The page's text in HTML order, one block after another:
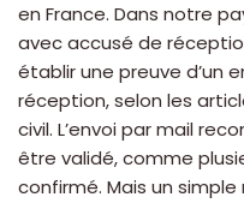
en France. Dans notre
avec accusé de
établir une preuve d’un
réception, selon les
civil. L’envoi par mail
être validé, comme
confirmé. Mais un